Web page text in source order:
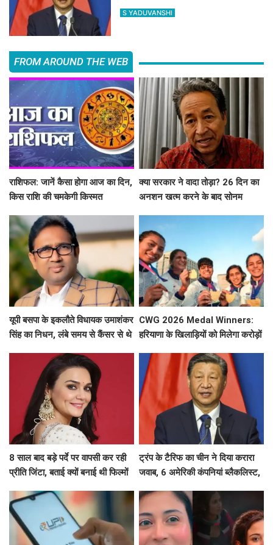
एक्सपोर्ट पर भी सख्त
S YADUVANSHI
FROM AROUND THE WEB
राशिफल: जानें कैसा होगा आज का दिन,
किस राशि की चमकेगी किस्मत
क्या सरकार ने वादा तोड़ा? 26 दिन का
अनशन खत्म करने के बाद सोनम
यूपी बसपा के इकलौते विधायक उमाशंकर
सिंह का निधन, लंबे समय से कैंसर से थे
CWG 2026 Medal Winners:
हरियाणा के खिलाड़ियों को मिलेगा करोड़ों
8 साल बाद बड़े पर्दे पर वापसी कर रही
प्रीति जिंटा, बताई क्यों बनाई थी फिल्मों
ट्रंप के टैरिफ का चीन ने दिया करारा
जवाब, 6 अमेरिकी कंपनियां ब्लैकलिस्ट,